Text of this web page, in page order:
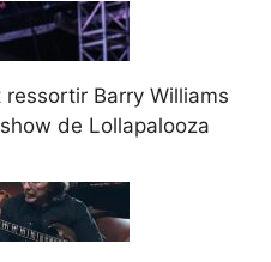
Barry Williams
de Lollapalooza